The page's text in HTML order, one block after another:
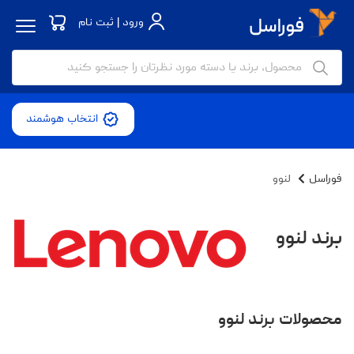
ورود | ثبت نام
انتخاب هوشمند
فوراسل لنوو
برند لنوو
محصولات برند لنوو